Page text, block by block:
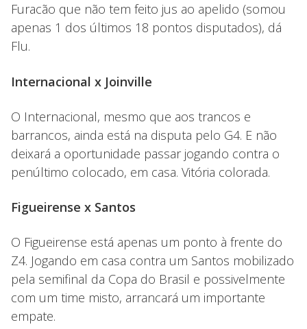
Furacão que não tem feito jus ao apelido (somou
apenas 1 dos últimos 18 pontos disputados), dá
Flu.
Internacional x Joinville
O Internacional, mesmo que aos trancos e
barrancos, ainda está na disputa pelo G4. E não
deixará a oportunidade passar jogando contra o
penúltimo colocado, em casa. Vitória colorada.
Figueirense x Santos
O Figueirense está apenas um ponto à frente do
Z4. Jogando em casa contra um Santos mobilizado
pela semifinal da Copa do Brasil e possivelmente
com um time misto, arrancará um importante
empate.